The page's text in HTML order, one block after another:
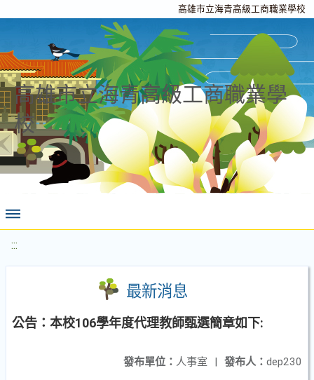
高雄市立海青高級工商職業學校
高雄市立海青高級工商職業學
校
:::
最新消息
公告：本校106學年度代理教師甄選簡章如下:
發布人： dep230
發布單位： 人事室 |